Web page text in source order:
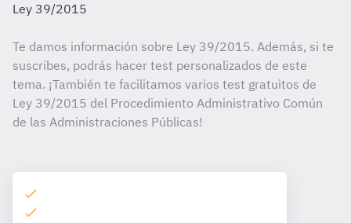
Ley 39/2015
Te damos información sobre Ley 39/2015. Además, si te
suscribes, podrás hacer test personalizados de este
tema. ¡También te facilitamos varios test gratuitos de
Ley 39/2015 del Procedimiento Administrativo Común
de las Administraciones Públicas!